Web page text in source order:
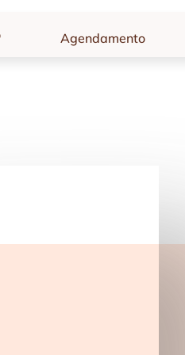
Agendamento